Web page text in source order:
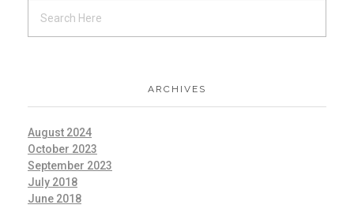
ARCHIVES
August 2024
October 2023
September 2023
July 2018
June 2018